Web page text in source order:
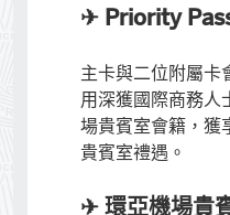
✈ Priority
主卡與二位附屬卡
用深獲國際商務人
場貴賓室會籍，獲
貴賓室禮遇。
✈ 環亞機場貴